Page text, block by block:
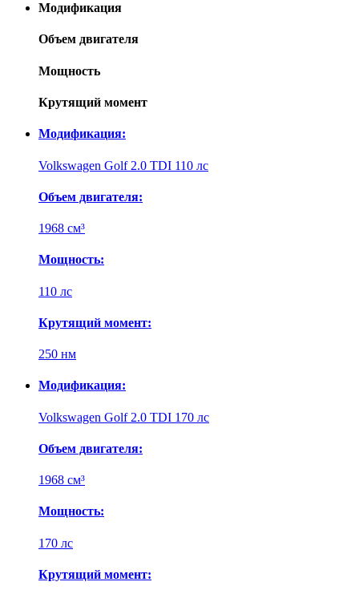
Модификация
Объем двигателя
Мощность
Крутящий момент
Модификация:
Volkswagen Golf 2.0 TDI 110 лс
Объем двигателя:
1968 см³
Мощность:
110 лс
Крутящий момент:
250 нм
Модификация:
Volkswagen Golf 2.0 TDI 170 лс
Объем двигателя:
1968 см³
Мощность:
170 лс
Крутящий момент: